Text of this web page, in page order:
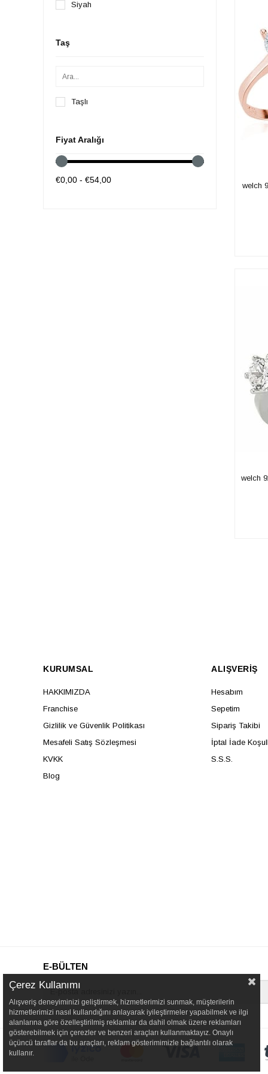
Siyah
Taş
Taşlı
Fiyat Aralığı
€0,00 - €54,00
welch
welch
KURUMSAL
HAKKIMIZDA
Franchise
Gizlilik ve Güvenlik Politikası
Mesafeli Satış Sözleşmesi
KVKK
Blog
ALIŞVERİŞ
Hesabım
Sepetim
Sipariş Takibi
İptal İade
S.S.S.
E-BÜLTEN
Çerez Kullanımı
Alışveriş deneyiminizi geliştirmek, hizmetlerimizi sunmak, müşterilerin
hizmetlerimizi nasıl kullandığını anlayarak iyileştirmeler yapabilmek ve ilgi
alanlarına göre özelleştirilmiş reklamlar da dahil olmak üzere reklamları
gösterebilmek için çerezler ve benzeri araçları kullanmaktayız. Onaylı
üçüncü taraflar da bu araçları, reklam gösterimimizle bağlantılı olarak
kullanır.